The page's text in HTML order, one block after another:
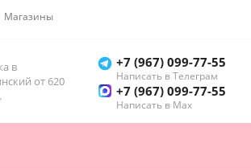
Магазины
в
от 620
+7 (967) 099-77-55
Написать в Телеграм
+7 (967) 099-77-55
Написать в Мах